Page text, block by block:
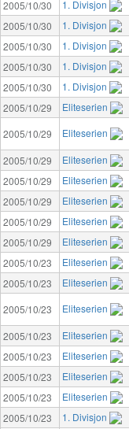
2005/10/30 1. Divisjon
2005/10/30
1. Divisjon
2005/10/30
1. Divisjon
2005/10/30
1. Divisjon
2005/10/30
1. Divisjon
2005/10/29
Eliteserien
2005/10/29
Eliteserien
2005/10/29
Eliteserien
2005/10/29
Eliteserien
2005/10/29
Eliteserien
2005/10/29
Eliteserien
2005/10/29
Eliteserien
2005/10/23
Eliteserien
2005/10/23
Eliteserien
2005/10/23
Eliteserien
2005/10/23
Eliteserien
2005/10/23
Eliteserien
2005/10/23
Eliteserien
2005/10/23
Eliteserien
2005/10/23
1. Divisjon